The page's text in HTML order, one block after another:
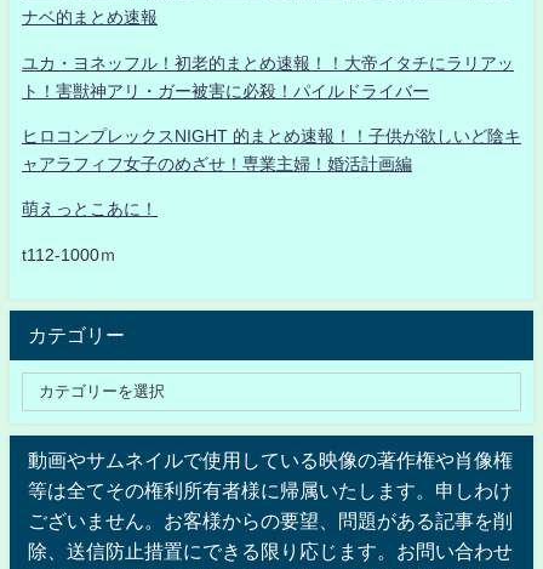
ナベ的まとめ速報
ユカ・ヨネッフル！初老的まとめ速報！！大帝イタチにラリアッ
ト！害獣神アリ・ガー被害に必殺！パイルドライバー
ヒロコンプレックスNIGHT 的まとめ速報！！子供が欲しいど陰キ
ャアラフィフ女子のめざせ！専業主婦！婚活計画編
萌えっとこあに！
t112-1000ｍ
カテゴリー
動画やサムネイルで使用している映像の著作権や肖像権
等は全てその権利所有者様に帰属いたします。申しわけ
ございません。お客様からの要望、問題がある記事を削
除、送信防止措置にできる限り応じます。お問い合わせ